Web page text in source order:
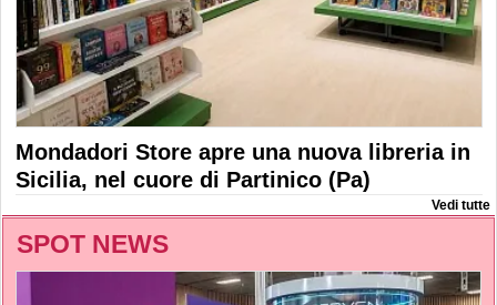
Mondadori Store apre una nuova libreria in
Sicilia, nel cuore di Partinico (Pa)
Vedi tutte
SPOT NEWS